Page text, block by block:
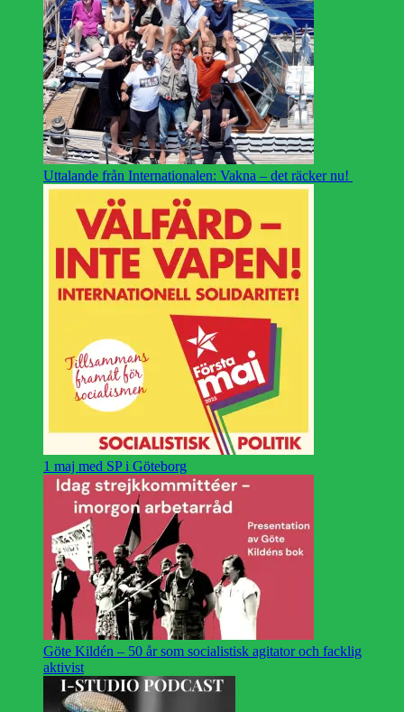
Uttalande från Internationalen: Vakna – det räcker nu!
1 maj med SP i Göteborg
Göte Kildén – 50 år som socialistisk agitator och facklig
aktivist